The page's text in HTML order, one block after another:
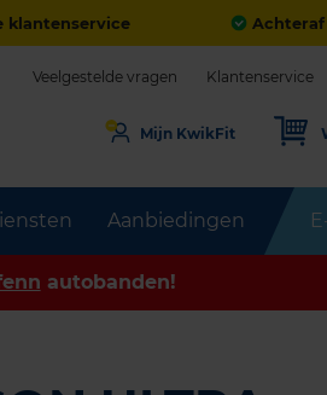
klantenservice
Aanbiedingen
Veelgestelde vragen Klantenservice
Mijn KwikFit
autobanden!